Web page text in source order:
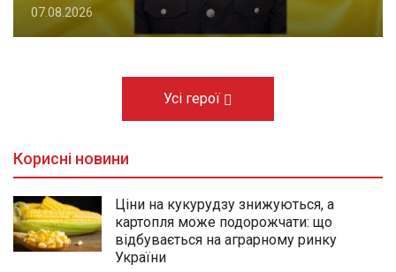
07.08.2026
Усі герої
Корисні новини
Ціни на кукурудзу знижуються, а
картопля може подорожчати: що
відбувається на аграрному ринку
України